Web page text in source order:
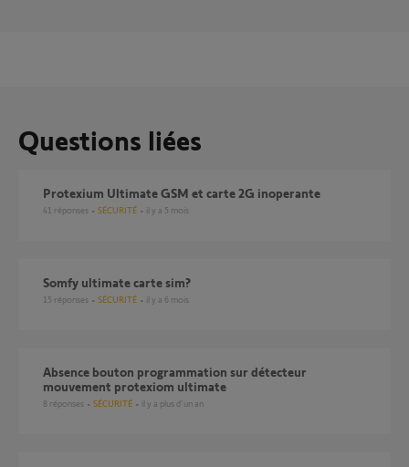
Questions liées
Protexium Ultimate GSM et carte 2G inoperante
41 réponses SÉCURITÉ il y a 5 mois
somfy ultimate carte sim?
15 réponses SÉCURITÉ il y a 6 mois
Absence bouton programmation sur détecteur
mouvement protexiom ultimate
8 réponses SÉCURITÉ il y a plus d'un an